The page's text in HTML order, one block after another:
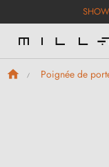
Poignée de